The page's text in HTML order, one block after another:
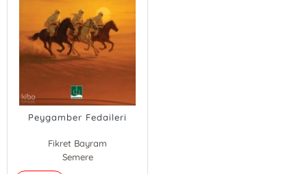
Peygamber Fedaileri
Fikret Bayram
Semere